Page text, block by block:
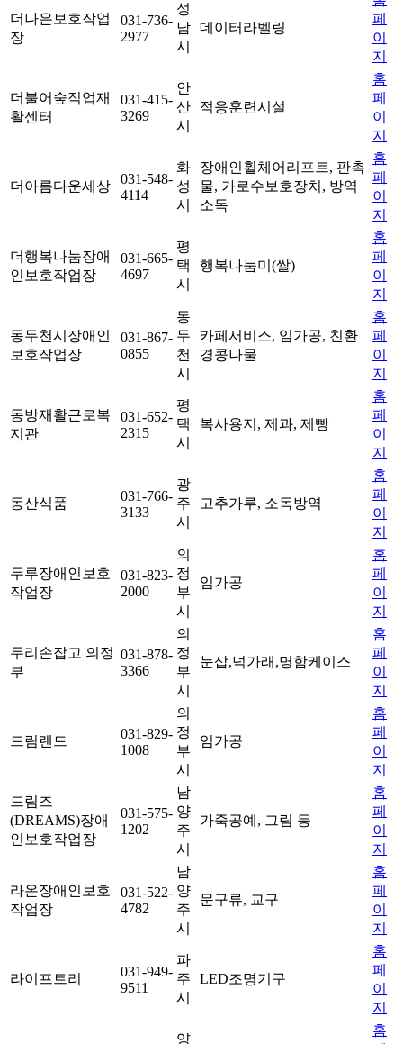
더나은보호작업
장
031-736-
2977
성
남
시
데이터라벨링
페
이
지
더불어숲직업재
활센터
031-415-
3269
안
산
시
적응훈련시설
홈
페
이
지
더아름다운세상
031-548-
4114
화
성
시
장애인휠체어리프트, 판촉
물, 가로수보호장치, 방역
소독
홈
페
이
지
더행복나눔장애
인보호작업장
031-665-
4697
평
택
시
행복나눔미(쌀)
홈
페
이
지
동두천시장애인
보호작업장
031-867-
0855
동
두
천
시
카페서비스, 임가공, 친환
경콩나물
홈
페
이
지
동방재활근로복
지관
031-652-
2315
평
택
시
복사용지, 제과, 제빵
홈
페
이
지
동산식품
031-766-
3133
광
주
시
고추가루, 소독방역
홈
페
이
지
두루장애인보호
작업장
031-823-
2000
의
정
부
시
임가공
홈
페
이
지
두리손잡고 의정
부
031-878-
3366
의
정
부
시
눈삽,넉가래,명함케이스
홈
페
이
지
드림랜드
031-829-
1008
의
정
부
시
임가공
홈
페
이
지
드림즈
(DREAMS)장애
인보호작업장
031-575-
1202
남
양
주
시
가죽공예, 그림 등
홈
페
이
지
라온장애인보호
작업장
031-522-
4782
남
양
주
시
문구류, 교구
홈
페
이
지
라이프트리
031-949-
9511
파
주
시
LED조명기구
홈
페
이
지
양
홈